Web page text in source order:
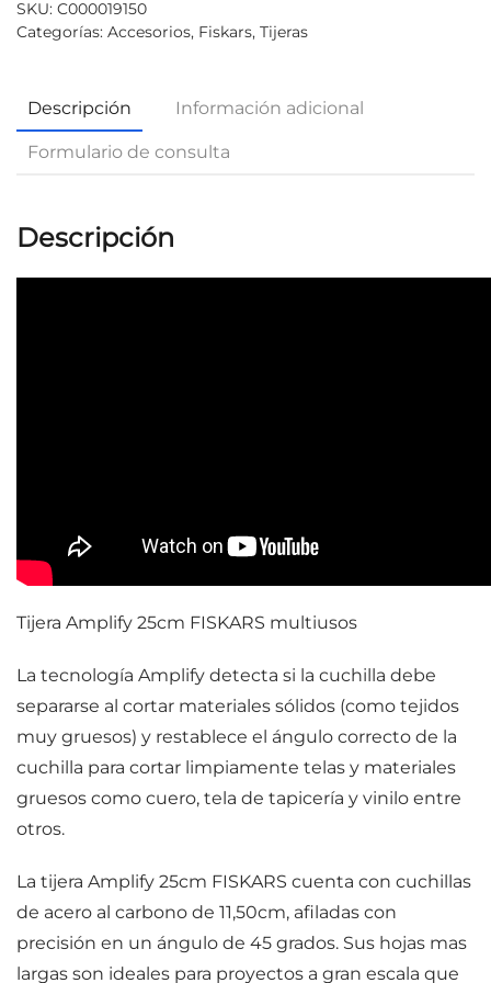
SKU: C000019150
Categorías: Accesorios, Fiskars, Tijeras
Descripción Información adicional
Formulario de consulta
Descripción
Tijera Amplify 25cm FISKARS multiusos
La tecnología Amplify detecta si la cuchilla debe
separarse al cortar materiales sólidos (como tejidos
muy gruesos) y restablece el ángulo correcto de la
cuchilla para cortar limpiamente telas y materiales
gruesos como cuero, tela de tapicería y vinilo entre
otros.
La tijera Amplify 25cm FISKARS cuenta con cuchillas
de acero al carbono de 11,50cm, afiladas con
precisión en un ángulo de 45 grados. Sus hojas mas
largas son ideales para proyectos a gran escala que